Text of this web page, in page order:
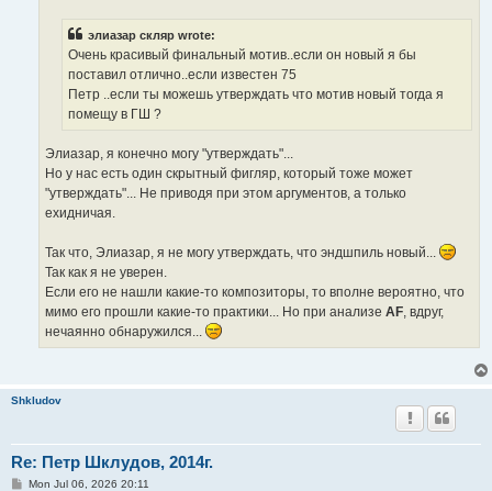
элиазар скляр wrote:
Очень красивый финальный мотив..если он новый я бы
поставил отлично..если известен 75
Петр ..если ты можешь утверждать что мотив новый тогда я
помещу в ГШ ?
Элиазар, я конечно могу "утверждать"...
Но у нас есть один скрытный фигляр, который тоже может
"утверждать"... Не приводя при этом аргументов, а только
ехидничая.
Так что, Элиазар, я не могу утверждать, что эндшпиль новый...
Так как я не уверен.
Если его не нашли какие-то композиторы, то вполне вероятно, что
мимо его прошли какие-то практики... Но при анализе AF, вдруг,
нечаянно обнаружился...
Shkludov
Re: Петр Шклудов, 2014г.
PMon Jul 06, 2026 20:11